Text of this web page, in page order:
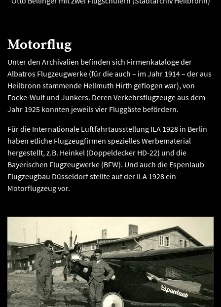
Motorflug
Unter den Archivalien befinden sich Firmenkataloge der
Albatros Flugzeugwerke (für die auch – im Jahr 1914 – der aus
Heilbronn stammende Hellmuth Hirth geflogen war), von
Focke-Wulf und Junkers. Deren Verkehrsflugzeuge aus dem
Jahr 1925 konnten jeweils vier Fluggäste befördern.
Für die Internationale Luftfahrtausstellung ILA 1928 in Berlin
haben etliche Flugzeugfirmen spezielles Werbematerial
hergestellt, z.B. Heinkel (Doppeldecker HD-22) und die
Bayerischen Flugzeugwerke (BFW). Und auch die Espenlaub
Flugzeugbau Düsseldorf stellte auf der ILA 1928 ein
Motorflugzeug vor.